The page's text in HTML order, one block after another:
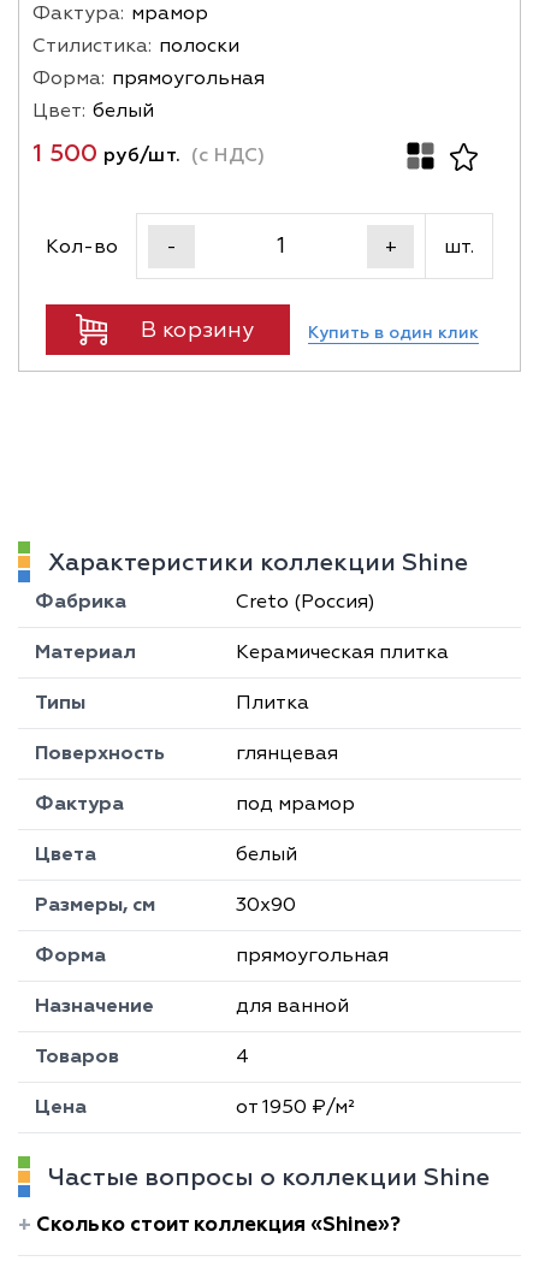
Фактура: мрамор
Стилистика: полоски
Форма: прямоугольная
Цвет: белый
1 500 руб/шт. (с НДС)
Кол-во - + шт.
В корзину Купить в один клик
Характеристики коллекции Shine
Фабрика Creto (Россия)
Материал Керамическая плитка
Типы Плитка
Поверхность глянцевая
Фактура под мрамор
Цвета белый
Размеры, см 30х90
Форма прямоугольная
Назначение для ванной
Товаров 4
Цена от 1950 ₽/м²
Частые вопросы о коллекции Shine
Сколько стоит коллекция «Shine»?